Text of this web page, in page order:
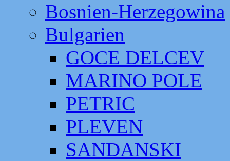
Bosnien-Herzegowina
Bulgarien
GOCE DELCEV
MARINO POLE
PETRIC
PLEVEN
SANDANSKI